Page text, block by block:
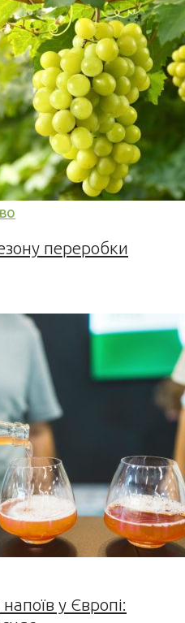
переробки
у Європі: